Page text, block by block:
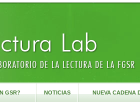
GSR? NOTICIAS NUEVA CADENA